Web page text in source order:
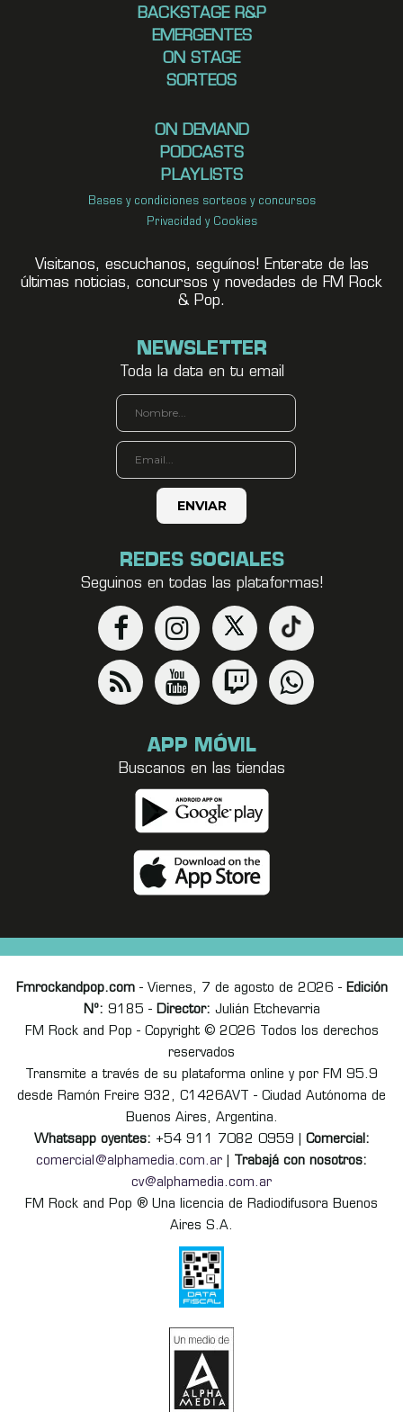
BACKSTAGE R&P
EMERGENTES
ON STAGE
SORTEOS
ON DEMAND
PODCASTS
PLAYLISTS
Bases y condiciones sorteos y concursos
Privacidad y Cookies
Visitanos, escuchanos, seguínos! Enterate de las
últimas noticias, concursos y novedades de FM Rock
& Pop.
NEWSLETTER
Toda la data en tu email
REDES SOCIALES
Seguinos en todas las plataformas!
APP MÓVIL
Buscanos en las tiendas
Fmrockandpop.com- Viernes, 7 de agosto de 2026 - Edición
Nº: 9185 - Director: Julián Etchevarria
FM Rock and Pop - Copyright © 2026 Todos los derechos
reservados
Transmite a través de su plataforma online y por FM 95.9
desde Ramón Freire 932, C1426AVT - Ciudad Autónoma de
Buenos Aires, Argentina.
Whatsapp oyentes: +54 911 7082 0959 | Comercial:
comercial@alphamedia.com.ar
Trabajá con nosotros:
cv@alphamedia.com.ar
FM Rock and Pop ® Una licencia de Radiodifusora Buenos
Aires S.A.